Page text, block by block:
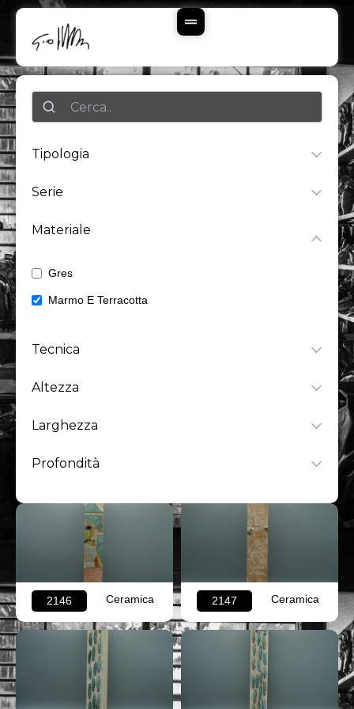
Contenuto
Ricerca
Tipologia
Serie
Materiale
Gres
Marmo E Terracotta
Tecnica
Altezza
Larghezza
Profondità
2146 Ceramica 2147 Ceramica